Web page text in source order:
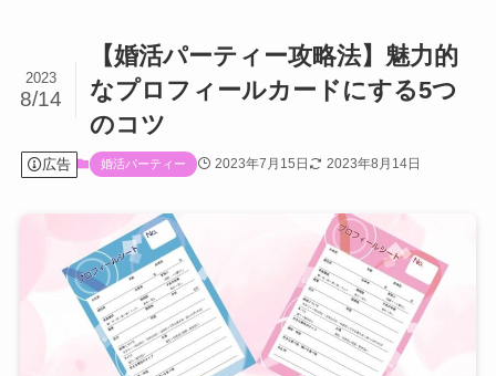
【婚活パーティー攻略法】魅力的
なプロフィールカードにする5つ
のコツ
2023
8/14
広告 婚活パーティー 2023年7月15日 2023年8月14日